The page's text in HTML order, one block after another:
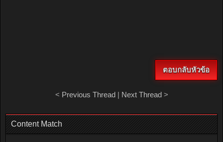
ตอบกลับหัวข้อ
< Previous Thread| Next Thread>
Content Match